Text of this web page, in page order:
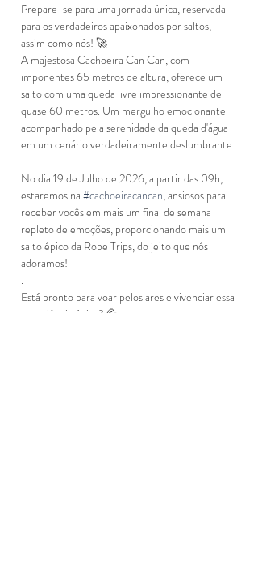
Prepare-se para uma jornada única, reservada
para os verdadeiros apaixonados por saltos,
assim como nós! 🚀
A majestosa Cachoeira Can Can, com
imponentes 65 metros de altura, oferece um
salto com uma queda livre impressionante de
quase 60 metros. Um mergulho emocionante
acompanhado pela serenidade da queda d'água
em um cenário verdadeiramente deslumbrante.
.
No dia 19 de Julho de 2026, a partir das 09h,
estaremos na #cachoeiracancan, ansiosos para
receber vocês em mais um final de semana
repleto de emoções, proporcionando mais um
salto épico da Rope Trips, do jeito que nós
adoramos!
.
Está pronto para voar pelos ares e vivenciar essa
experiência única? 💦